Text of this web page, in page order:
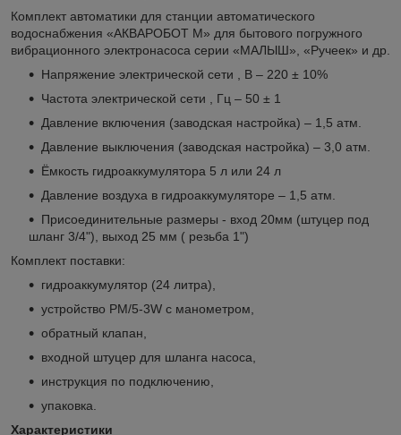
Комплект автоматики для станции автоматического
водоснабжения «АКВАРОБОТ М» для бытового погружного
вибрационного электронасоса серии «МАЛЫШ», «Ручеек» и др.
Напряжение электрической сети , В – 220 ± 10%
Частота электрической сети , Гц – 50 ± 1
Давление включения (заводская настройка) – 1,5 атм.
Давление выключения (заводская настройка) – 3,0 атм.
Ёмкость гидроаккумулятора 5 л или 24 л
Давление воздуха в гидроаккумуляторе – 1,5 атм.
Присоединительные размеры - вход 20мм (штуцер под
шланг 3/4"), выход 25 мм ( резьба 1")
Комплект поставки:
гидроаккумулятор (24 литра),
устройство PM/5-3W с манометром,
обратный клапан,
входной штуцер для шланга насоса,
инструкция по подключению,
упаковка.
Характеристики